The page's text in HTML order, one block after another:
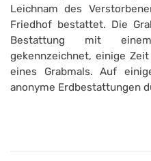
Leichnam des
Friedhof bestattet. Die
Bestattung mit
gekennzeichnet, einige
eines Grabmals. Auf
anonyme Erdbestattungen